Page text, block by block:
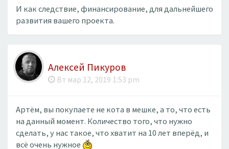
И как следствие, финансирование, для дальнейшего
развития вашего проекта.
Алексей Пикуров
Вт мар 12, 2019 1:53 pm
Артём, вы покупаете не кота в мешке, а то, что есть
на данный момент. Количество того, что нужно
сделать, у нас такое, что хватит на 10 лет вперёд, и
всё очень нужное